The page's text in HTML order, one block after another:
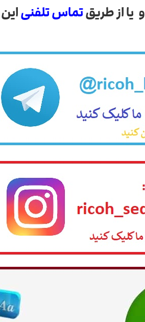
و یا از طریقتماس تلفنی